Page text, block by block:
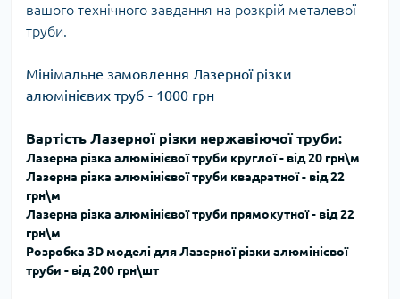
вашого технічного завдання на розкрій металевої
труби.
Мінімальне замовлення Лазерної різки
алюмінієвих труб - 1000 грн
Вартість Лазерної різки нержавіючої труби:
Лазерна різка алюмінієвої труби круглої - від 20 грн\м
Лазерна різка алюмінієвої труби квадратної - від 22
грн\м
Лазерна різка алюмінієвої труби прямокутної - від 22
грн\м
Розробка 3D моделі для Лазерної різки алюмінієвої
труби - від 200 грн\шт